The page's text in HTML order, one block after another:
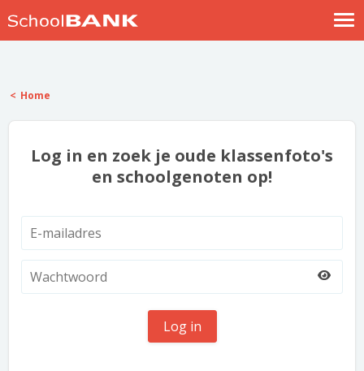
Help
Home
Log in en zoek je oude klassenfoto's
en schoolgenoten op!
Log in